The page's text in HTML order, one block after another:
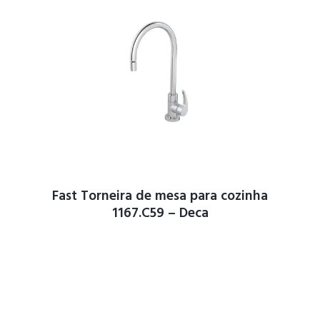
Fast Torneira de mesa para cozinha
1167.C59 – Deca